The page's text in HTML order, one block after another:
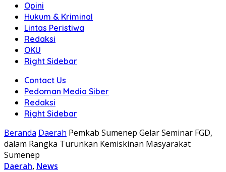
Opini
Hukum & Kriminal
Lintas Peristiwa
Redaksi
OKU
Right Sidebar
Contact Us
Pedoman Media Siber
Redaksi
Right Sidebar
Beranda Daerah Pemkab Sumenep Gelar Seminar FGD,
dalam Rangka Turunkan Kemiskinan Masyarakat
Sumenep
Daerah, News